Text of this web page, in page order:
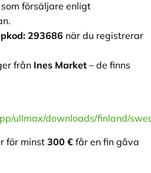
försäljare enligt
293686 när du registrerar
från Ines Market– de finns
ullmax/downloads/finland/
för minst 300 €får en fin gåva